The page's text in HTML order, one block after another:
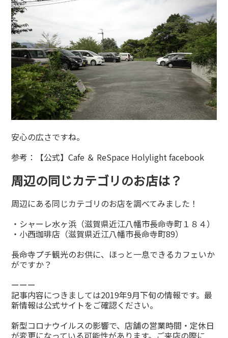
安心の広さですね。
参考：
【公式】Cafe ＆ ReSpace Holylight facebook
周辺の同じカテゴリのお店は？
周辺にある同じカテゴリのお店を調べてみました！
・シャーレ水ヶ浜（滋賀県近江八幡市長命寺町１８４）
・小西珈琲店（滋賀県近江八幡市長命寺町89）
長命寺プチ観光のお供に、ほっと一息できるカフェいか
がですか？
ーーー
記事内容につきましては2019年9月下旬の情報です。最
新情報は公式サイトをご確認ください。
新型コロナウイルスの影響で、店舗の営業時間・定休日
が変更になっている可能性があります。ご来店の際に